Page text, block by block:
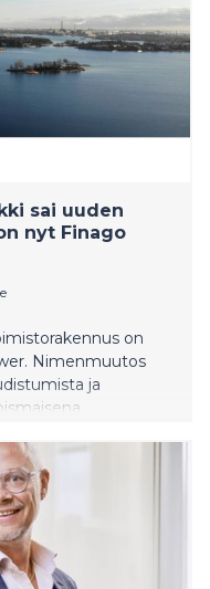
sai uuden
nyt Finago
on
Nimenmuutos
ja